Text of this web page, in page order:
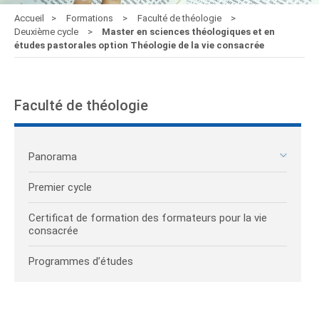
Accueil Formations
Faculté de théologie
Deuxième cycle
Master en sciences théologiques et en
études pastorales option Théologie de la vie consacrée
Faculté de théologie
Panorama
Premier cycle
Certificat de formation des formateurs pour la vie
consacrée
Programmes d’études